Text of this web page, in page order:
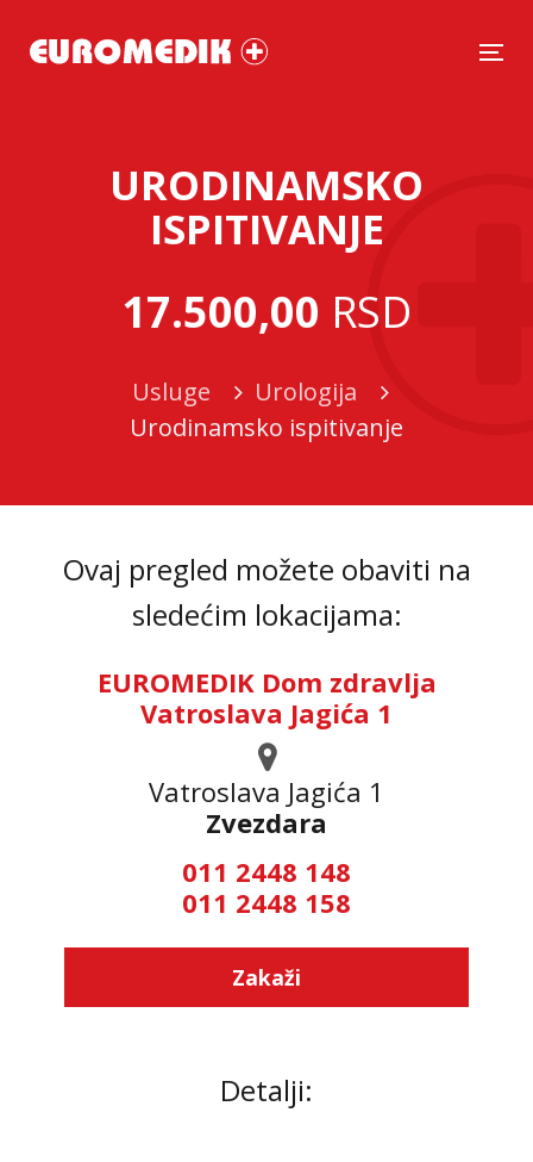
URODINAMSKO
ISPITIVANJE
17.500,00 RSD
Usluge
Urologija
Urodinamsko ispitivanje
Ovaj pregled možete obaviti na
sledećim lokacijama:
EUROMEDIK Dom zdravlja
Vatroslava Jagića 1
Vatroslava Jagića 1
Zvezdara
011 2448 148
011 2448 158
Zakaži
Detalji: